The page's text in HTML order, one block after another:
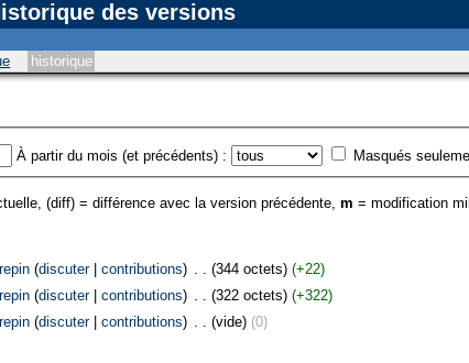
des versions
historique
À partir du mois (et précédents) : Masqués
(diff) = différence avec la version précédente, m = modification
(discuter| contributions) (344 octets) (+22)
(discuter| contributions) (322 octets) (+322)
(discuter| contributions) . . (vide) (0)